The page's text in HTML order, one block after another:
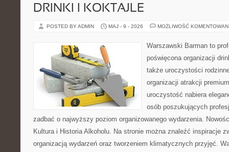
DRINKI I KOKTAJLE
POSTED BY ADMIN MAJ - 9 - 2026 MOŻLIWOŚĆ
Warszawski Barman to
poświęcona organizacji
także uroczystości
organizacji atrakcji
uroczystość nabiera
osób poszukujących
zadbać o najwyższy poziom organizowanego wydarzenia.
Kultura i Historia Alkoholu. Na stronie można znaleźć inspiracje
organizacją wydarzeń oraz tworzeniem klimatycznych przyjęć.